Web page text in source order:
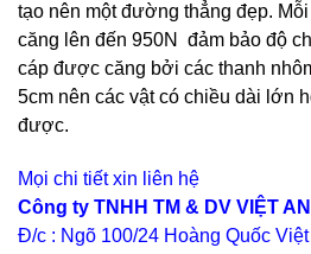
tạo nên một đường thẳng đẹp.
căng lên đến 950N đảm bảo độ
cáp được căng bởi các thanh
5cm nên các vật có chiều dài lớn
được.
Mọi chi tiết xin liên hệ
Công ty TNHH TM & DV VIỆT
Đ/c : Ngõ 100/24 Hoàng Quốc